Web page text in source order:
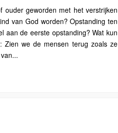
geworden met het verstrijken
van God worden? Opstanding ten
de eerste opstanding? Wat kun
Zien we de mensen terug zoals ze